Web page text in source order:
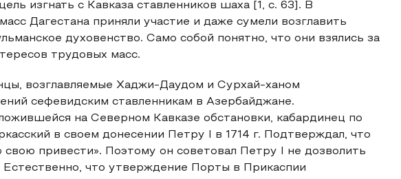
изгнать с Кавказа ставленников шаха [1, с. 63]. В
Дагестана приняли участие и даже сумели возглавить
духовенство. Само собой понятно, что они взялись за
трудовых масс.
возглавляемые Хаджи-Даудом и Сурхай-ханом
сефевидским ставленникам в Азербайджане.
на Северном Кавказе обстановки, кабардинец по
в своем донесении Петру I в 1714 г. Подтверждал, что
привести». Поэтому он советовал Петру I не дозволить
что утверждение Порты в Прикаспии